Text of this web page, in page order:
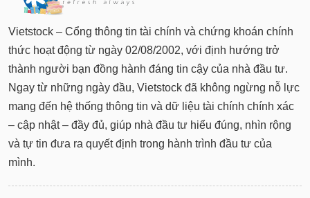
Vietstock – Cổng thông tin tài chính và chứng khoán chính
thức hoạt động từ ngày 02/08/2002, với định hướng trở
thành người bạn đồng hành đáng tin cậy của nhà đầu tư.
Ngay từ những ngày đầu, Vietstock đã không ngừng nỗ lực
mang đến hệ thống thông tin và dữ liệu tài chính chính xác
– cập nhật – đầy đủ, giúp nhà đầu tư hiểu đúng, nhìn rộng
và tự tin đưa ra quyết định trong hành trình đầu tư của
mình.
Đào
tạo
Sách
tài
chính